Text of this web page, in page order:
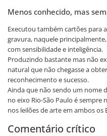
Menos conhecido, mas
Executou também cartões para
gravura, naquele
com sensibilidade e inteligência.
Produzindo bastante mas não
natural que não chegasse a
reconhecimento e sucesso.
Ainda que não sendo um nome
no eixo Rio-São Paulo é
nos leilões de arte em ambos os
Comentário crítico